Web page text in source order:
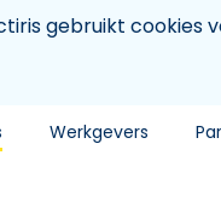
gebruikt cookies
Werkgevers